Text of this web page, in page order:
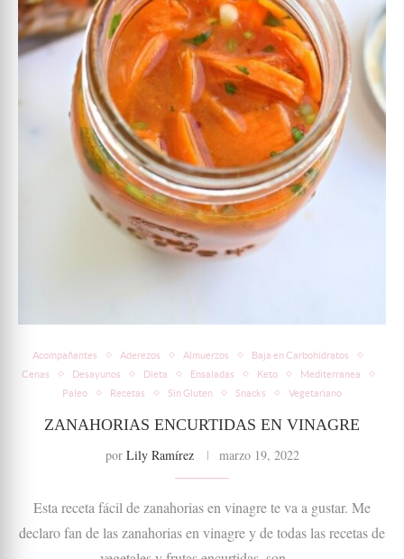
Acompañantes Aderezos Almuerzos
Baja en Carbohidratos
Cenas
Desayunos Dieta Ensaladas Keto
Mediterranea
Paleo
Recetas Sin Gluten Snacks Vegetariano
ZANAHORIAS ENCURTIDAS EN VINAGRE
por Lily Ramírez marzo 19, 2022
Esta receta fácil de zanahorias en vinagre te va a gustar. Me
declaro fan de las zanahorias en vinagre y de todas las recetas de